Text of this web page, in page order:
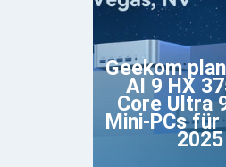
Geekom
AI 9 HX
Core Ultra
Mini-PCs für
2025